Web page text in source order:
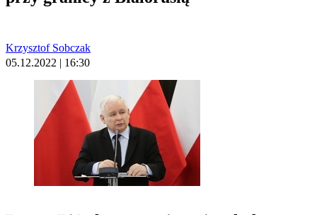
Krzysztof Sobczak
05.12.2022 | 16:30